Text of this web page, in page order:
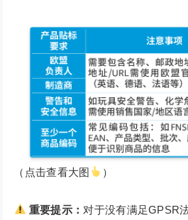
（点击查看大图 ）
重要提示： 对于没有满足GPSR